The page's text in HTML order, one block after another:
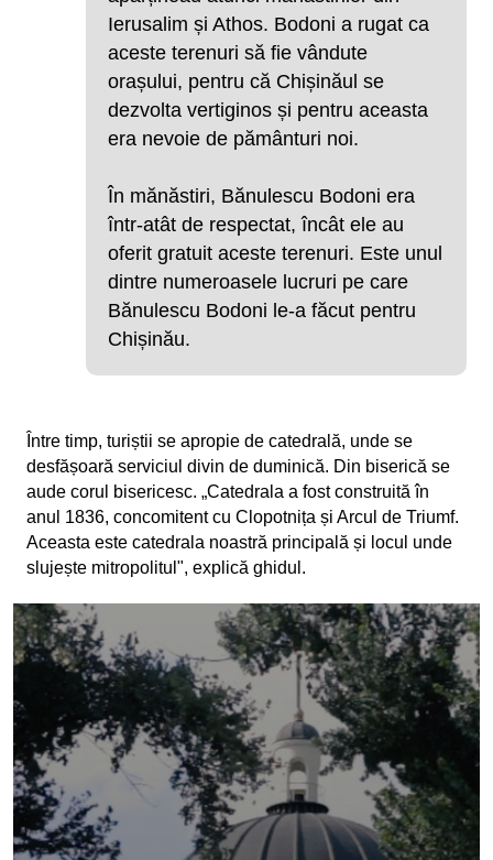
Ierusalim și Athos. Bodoni a rugat ca
aceste terenuri să fie vândute
orașului, pentru că Chișinăul se
dezvolta vertiginos și pentru aceasta
era nevoie de pământuri noi.
În mănăstiri, Bănulescu Bodoni era
într-atât de respectat, încât ele au
oferit gratuit aceste terenuri. Este unul
dintre numeroasele lucruri pe care
Bănulescu Bodoni le-a făcut pentru
Chișinău.
Între timp, turiștii se apropie de catedrală, unde se
desfășoară serviciul divin de duminică. Din biserică se
aude corul bisericesc. „Catedrala a fost construită în
anul 1836, concomitent cu Clopotnița și Arcul de Triumf.
Aceasta este catedrala noastră principală și locul unde
slujește mitropolitul", explică ghidul.